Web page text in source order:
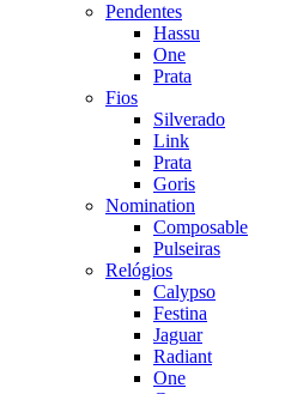
Pendentes
Hassu
One
Prata
Fios
Silverado
Link
Prata
Goris
Nomination
Composable
Pulseiras
Relógios
Calypso
Festina
Jaguar
Radiant
One